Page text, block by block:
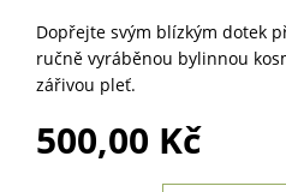
Dopřejte svým blízkým dotek
ručně vyráběnou bylinnou
zářivou pleť.
500,00 Kč